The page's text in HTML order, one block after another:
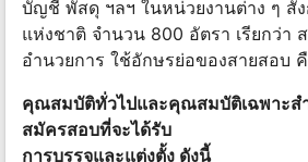
บัญชี พัสดุ ฯลฯ ในหน่วยงานต่าง ๆ สั
แห่งชาติ จำนวน 800 อัตรา เรียกว่า
อำนวยการ ใช้อักษรย่อของสายสอบ
คุณสมบัติทั่วไปและคุณสมบัติเฉพาะส
สมัครสอบที่จะได้รับ
การบรรจุและแต่งตั้ง ดังนี้